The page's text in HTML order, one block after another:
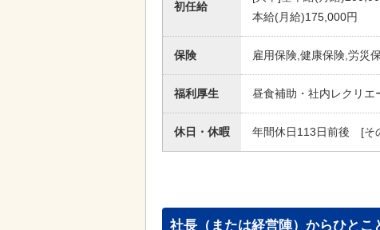
初任給
本給(月給)175,000円
保険 雇用保険,健康保険,労災
福利厚生 昼食補助・社内レクリエ
休日・休暇 年間休日113日前後 [そ
社長（または経営陣）からひとこ